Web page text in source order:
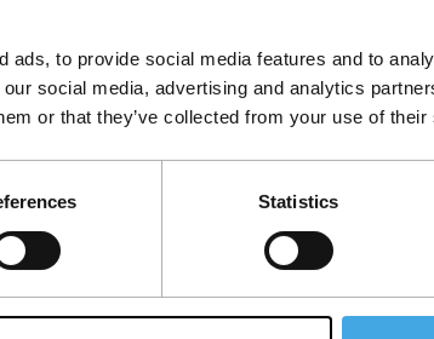
ads, to provide social media features and to
social media, advertising and analytics
or that they’ve collected from your use of
Statistics